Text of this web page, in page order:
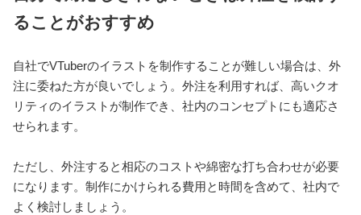
ることがおすすめ
自社でVTuberのイラストを制作することが難しい場合は、外
注に委ねた方が良いでしょう。外注を利用すれば、高いクオ
リティのイラストが制作でき、社内のコンセプトにも適応さ
せられます。
ただし、外注すると相応のコストや綿密な打ち合わせが必要
になります。制作にかけられる費用と時間を含めて、社内で
よく検討しましょう。